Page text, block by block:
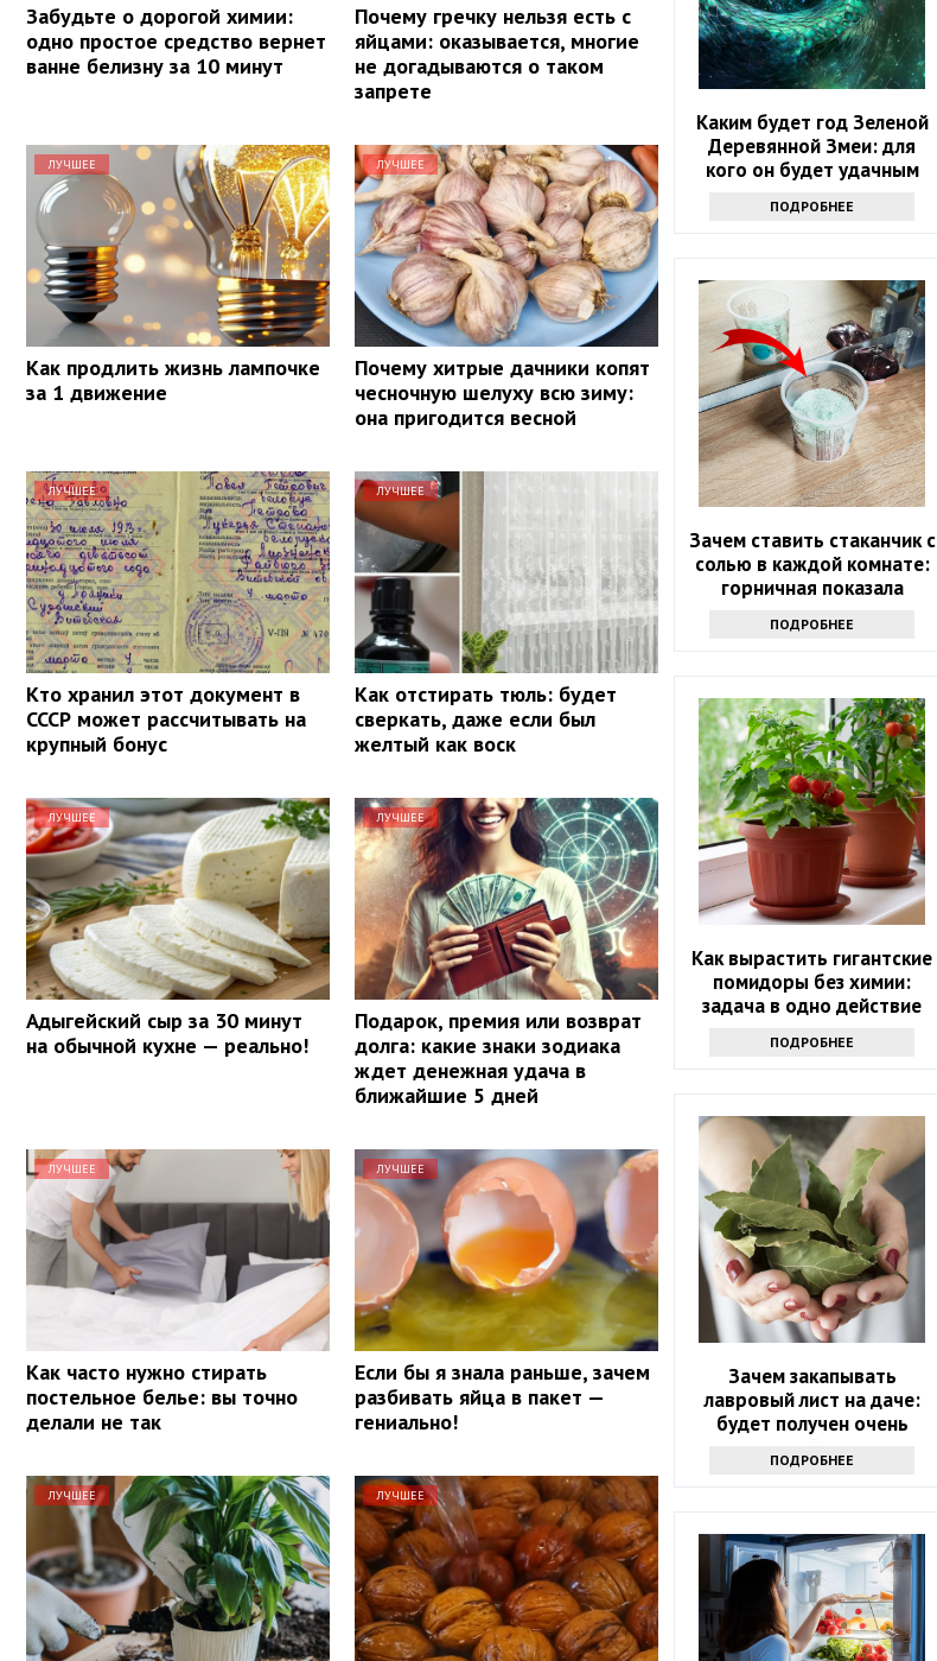
Забудьте о дорогой химии:
одно простое средство вернет
ванне белизну за 10 минут
Почему гречку нельзя есть с
яйцами: оказывается, многие
не догадываются о таком
запрете
ЛУЧШЕЕ
Как продлить жизнь лампочке
за 1 движение
ЛУЧШЕЕ
Почему хитрые дачники копят
чесночную шелуху всю зиму:
она пригодится весной
ЛУЧШЕЕ
Кто хранил этот документ в
СССР может рассчитывать на
крупный бонус
ЛУЧШЕЕ
Как отстирать тюль: будет
сверкать, даже если был
желтый как воск
ЛУЧШЕЕ
Адыгейский сыр за 30 минут
на обычной кухне — реально!
ЛУЧШЕЕ
Подарок, премия или возврат
долга: какие знаки зодиака
ждет денежная удача в
ближайшие 5 дней
ЛУЧШЕЕ
Как часто нужно стирать
постельное белье: вы точно
делали не так
ЛУЧШЕЕ
Если бы я знала раньше, зачем
разбивать яйца в пакет —
гениально!
ЛУЧШЕЕ ЛУЧШЕЕ
Каким будет год Зеленой
Деревянной Змеи: для
кого он будет удачным
ПОДРОБНЕЕ
Зачем ставить стаканчик с
солью в каждой комнате:
горничная показала
ПОДРОБНЕЕ
Как вырастить гигантские
помидоры без химии:
задача в одно действие
ПОДРОБНЕЕ
Зачем закапывать
лавровый лист на даче:
будет получен очень
интересный результат
ПОДРОБНЕЕ